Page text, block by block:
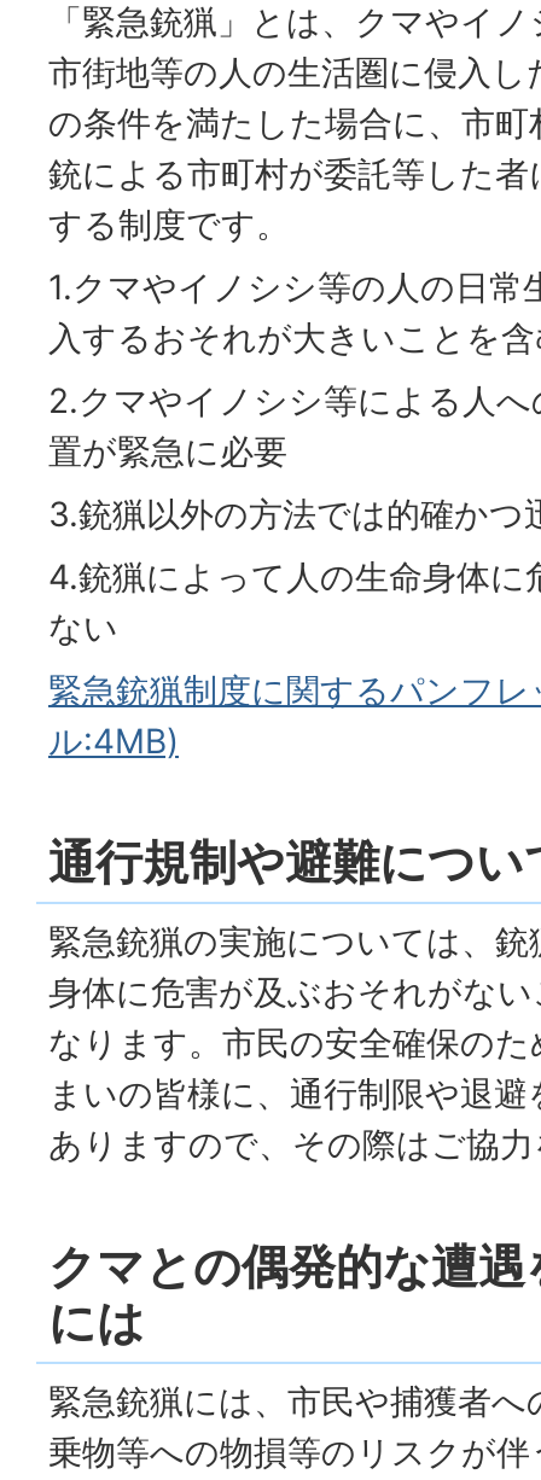
「緊急銃猟」とは、クマやイ
市街地等の人の生活圏に侵入
の条件を満たした場合に、市
銃による市町村が委託等した
する制度です。
1.クマやイノシシ等の人の日常
入するおそれが大きいことを
2.クマやイノシシ等による人
置が緊急に必要
3.銃猟以外の方法では的確かつ
4.銃猟によって人の生命身体
ない
緊急銃猟制度に関するパンフ
ル:4MB)
通行規制や避難につい
緊急銃猟の実施については、
身体に危害が及ぶおそれがな
なります。市民の安全確保の
まいの皆様に、通行制限や退
ありますので、その際はご協
クマとの偶発的な遭
には
緊急銃猟には、市民や捕獲者
乗物等への物損等のリスクが